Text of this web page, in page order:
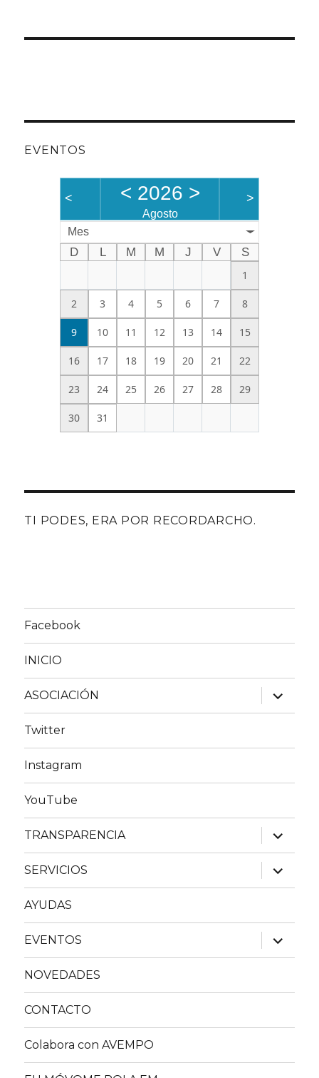
EVENTOS
< < 2026 >
Agosto
>
Mes
D L M M J V
S
1
2 3 4 5 6 7 8
9 10 11 12 13 14 15
16 17 18 19 20 21 22
23 24 25 26 27 28 29
30 31
TI PODES, ERA POR RECORDARCHO.
Facebook
INICIO
ASOCIACIÓN
expande
el
menú
Twitter
Instagram
YouTube
TRANSPARENCIA
expande
el
menú
inferior
SERVICIOS
expande
el
menú
AYUDAS
EVENTOS
expande
el
menú
NOVEDADES
CONTACTO
Colabora con AVEMPO